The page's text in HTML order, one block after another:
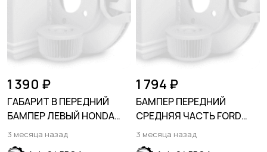
1 390 ₽
ГАБАРИТ В ПЕРЕДНИЙ
БАМПЕР ЛЕВЫЙ HONDA
CR-V 2023-
3 месяца назад
1 794 ₽
БАМПЕР ПЕРЕДНИЙ
СРЕДНЯЯ ЧАСТЬ FORD
ECOSPORT 2013-2019
3 месяца назад